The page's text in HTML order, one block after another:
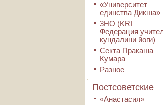
«Университет
единства Дикша»
3HO (KRI ―
Федерация
кундалини йоги)
Секта Пракаша
Кумара
Разное
Постсоветские
«Анастасия»